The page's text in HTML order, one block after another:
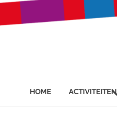
HOME ACTIVITEITEN